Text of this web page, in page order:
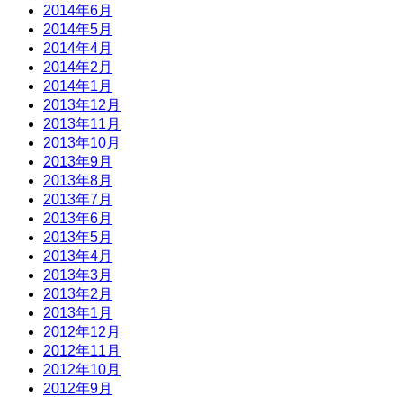
2014年6月
2014年5月
2014年4月
2014年2月
2014年1月
2013年12月
2013年11月
2013年10月
2013年9月
2013年8月
2013年7月
2013年6月
2013年5月
2013年4月
2013年3月
2013年2月
2013年1月
2012年12月
2012年11月
2012年10月
2012年9月